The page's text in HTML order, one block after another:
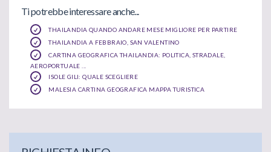
Ti potrebbe interessare anche...
THAILANDIA QUANDO ANDARE MESE MIGLIORE PER PARTIRE
THAILANDIA A FEBBRAIO, SAN VALENTINO
CARTINA GEOGRAFICA THAILANDIA: POLITICA, STRADALE,
AEROPORTUALE ...
ISOLE GILI: QUALE SCEGLIERE
MALESIA CARTINA GEOGRAFICA MAPPA TURISTICA